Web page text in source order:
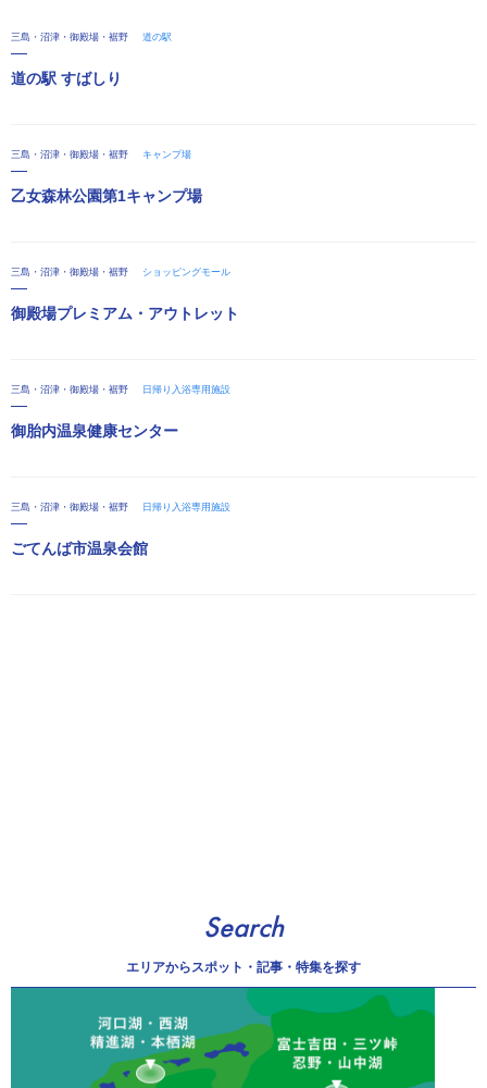
三島・沼津・御殿場・裾野 道の駅
道の駅 すばしり
三島・沼津・御殿場・裾野 キャンプ場
乙女森林公園第1キャンプ場
三島・沼津・御殿場・裾野 ショッピングモール
御殿場プレミアム・アウトレット
三島・沼津・御殿場・裾野 日帰り入浴専用施設
御胎内温泉健康センター
三島・沼津・御殿場・裾野 日帰り入浴専用施設
ごてんば市温泉会館
Search
エリアからスポット・記事・特集を探す